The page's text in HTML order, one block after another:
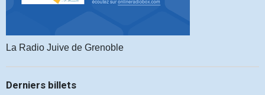
La Radio Juive de Grenoble
Derniers billets